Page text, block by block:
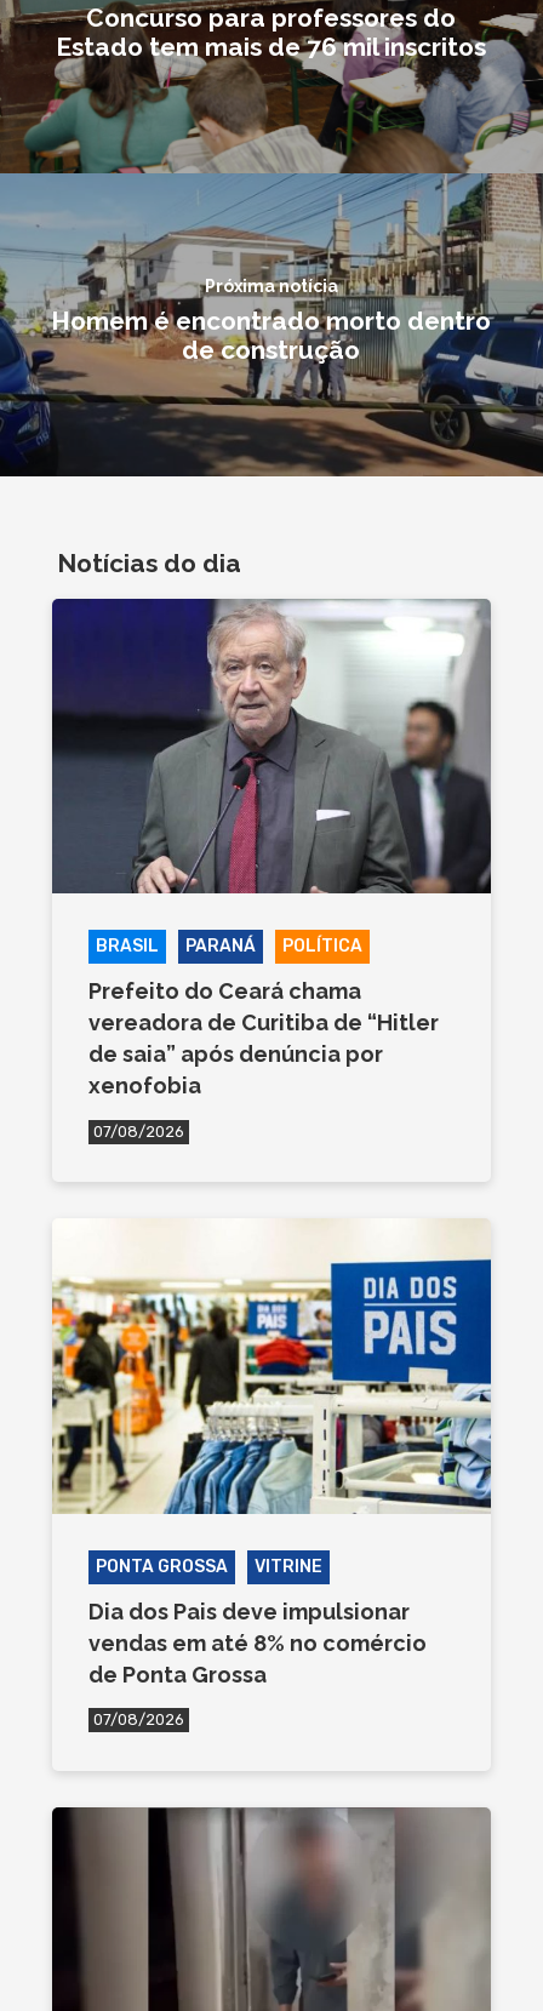
Concurso para professores do
Estado tem mais de 76 mil inscritos
Próxima notícia
Homem é encontrado morto dentro
de construção
Notícias do dia
BRASIL PARANÁ POLÍTICA
Prefeito do Ceará chama
vereadora de Curitiba de “Hitler
de saia” após denúncia por
xenofobia
07/08/2026
PONTA GROSSA VITRINE
Dia dos Pais deve impulsionar
vendas em até 8% no comércio
de Ponta Grossa
07/08/2026